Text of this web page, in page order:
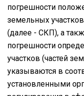
погрешности
земельных
(далее - СКП), а
погрешности
участков (частей
указываются в
установленными